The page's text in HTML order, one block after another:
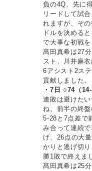
負の4Q、先に
リードして試
れますが、そ
ドルを決める
で大事な初戦を
髙田真希は27
スト、川井麻
6アシスト2ス
貢献しました。
・7日 ○74（
連敗は避けた
ね、前半の終
5-28と7点差で
み合って連続
げ、26点の大
かりと逃げ切
勝1敗で終えま
髙田真希は25